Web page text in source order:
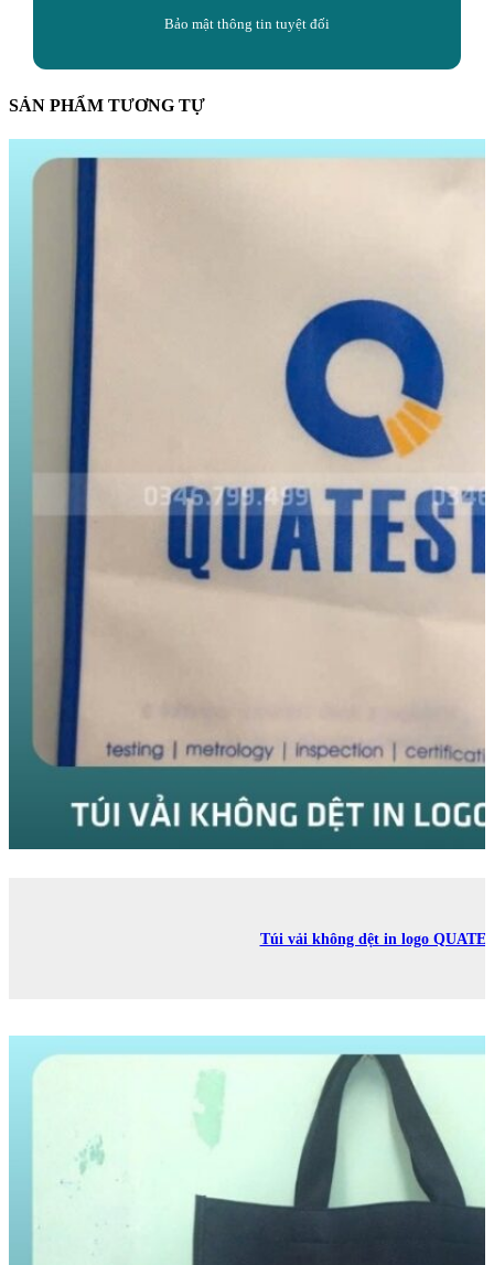
Bảo mật thông tin tuyệt đối
SẢN PHẨM TƯƠNG TỰ
Túi vải không dệt in logo